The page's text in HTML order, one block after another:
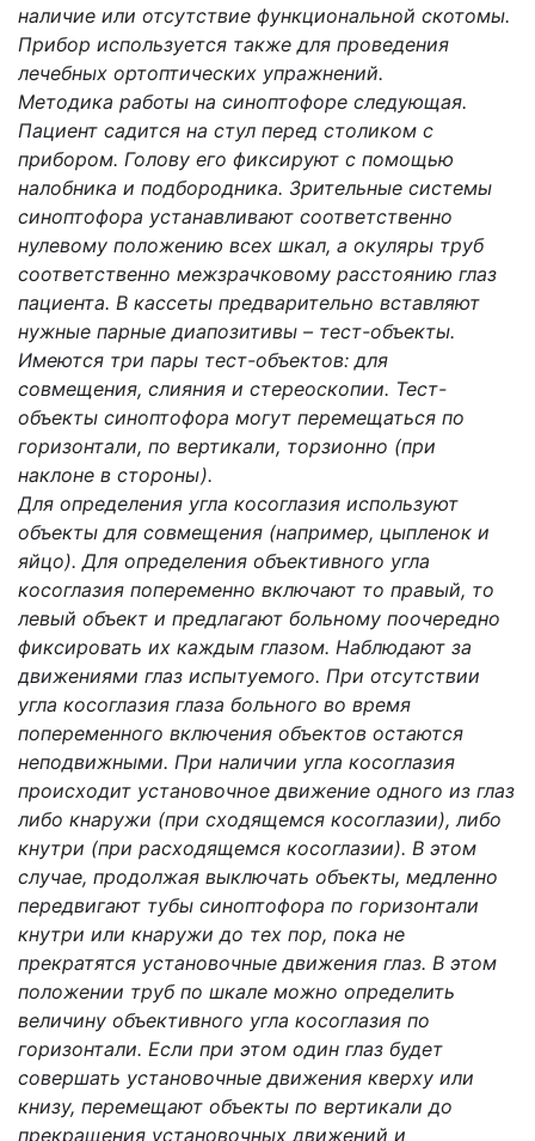
наличие или отсутствие функциональной скотомы.
Прибор используется также для проведения
лечебных ортоптических упражнений.
Методика работы на синоптофоре следующая.
Пациент садится на стул перед столиком с
прибором. Голову его фиксируют с помощью
налобника и подбородника. Зрительные системы
синоптофора устанавливают соответственно
нулевому положению всех шкал, а окуляры труб
соответственно межзрачковому расстоянию глаз
пациента. В кассеты предварительно вставляют
нужные парные диапозитивы – тест-объекты.
Имеются три пары тест-объектов: для
совмещения, слияния и стереоскопии. Тест-
объекты синоптофора могут перемещаться по
горизонтали, по вертикали, торзионно (при
наклоне в стороны).
Для определения угла косоглазия используют
объекты для совмещения (например, цыпленок и
яйцо). Для определения объективного угла
косоглазия попеременно включают то правый, то
левый объект и предлагают больному поочередно
фиксировать их каждым глазом. Наблюдают за
движениями глаз испытуемого. При отсутствии
угла косоглазия глаза больного во время
попеременного включения объектов остаются
неподвижными. При наличии угла косоглазия
происходит установочное движение одного из глаз
либо кнаружи (при сходящемся косоглазии), либо
кнутри (при расходящемся косоглазии). В этом
случае, продолжая выключать объекты, медленно
передвигают тубы синоптофора по горизонтали
кнутри или кнаружи до тех пор, пока не
прекратятся установочные движения глаз. В этом
положении труб по шкале можно определить
величину объективного угла косоглазия по
горизонтали. Если при этом один глаз будет
совершать установочные движения кверху или
книзу, перемещают объекты по вертикали до
прекращения установочных движений и